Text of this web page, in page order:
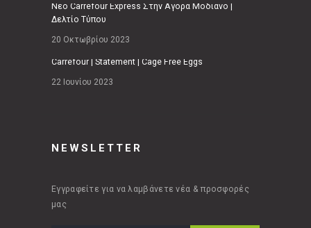
Νέο Carrefour Express Στην Αγορά Μοδιάνο |
Δελτίο Τύπου
20 Οκτωβρίου 2023
Carrefour | Statement | Cage Free Eggs
22 Ιουνίου 2023
NEWSLETTER
Εγγραφείτε για να λαμβάνετε νέα & προσφορές
μας